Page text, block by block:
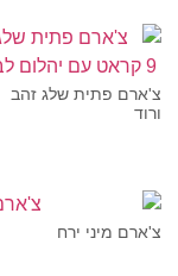
צ'ארם פתית שלג זהב
ורוד
צ'ארם מיני ירח